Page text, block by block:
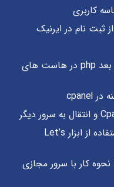
کاربری
اطلاعیه | پشتیبانی از نسخه های 8 به بعد php در هاست های
آموزش فعالسازی ssl در سی پنل با استفاده از ابزار Let’s
کار با سرور مجازی